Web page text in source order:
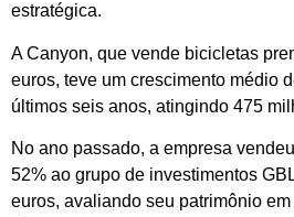
estratégica.
A Canyon, que vende bicicletas
euros, teve um crescimento médio
últimos seis anos, atingindo 475
No ano passado, a empresa
52% ao grupo de investimentos
euros, avaliando seu patrimônio